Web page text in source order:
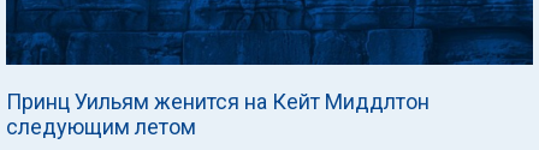
Принц Уильям женится на Кейт Миддлтон
следующим летом